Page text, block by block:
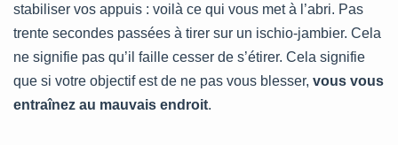
stabiliser vos appuis : voilà ce qui vous met à l’abri. Pas
trente secondes passées à tirer sur un ischio-jambier. Cela
ne signifie pas qu’il faille cesser de s’étirer. Cela signifie
que si votre objectif est de ne pas vous blesser, vous vous
entraînez au mauvais endroit.